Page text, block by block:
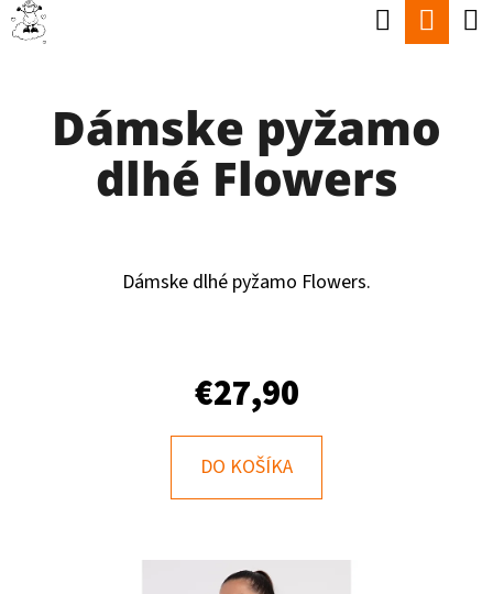
Prejsť
Hľadať
Dámske pyžamo
dlhé Flowers
Dámske dlhé pyžamo Flowers.
€27,90
DO KOŠÍKA
K
O